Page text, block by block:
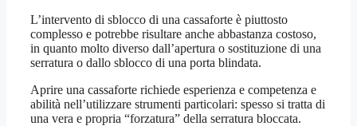
L’intervento di sblocco di una cassaforte è piuttosto
complesso e potrebbe risultare anche abbastanza costoso,
in quanto molto diverso dall’apertura o sostituzione di una
serratura o dallo sblocco di una porta blindata.
Aprire una cassaforte richiede esperienza e competenza e
abilità nell’utilizzare strumenti particolari: spesso si tratta di
una vera e propria “forzatura” della serratura bloccata.